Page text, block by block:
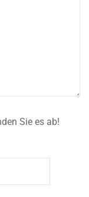
Sie es ab!